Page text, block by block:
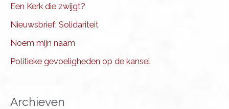
Een Kerk die zwijgt?
Nieuwsbrief: Solidariteit
Noem mijn naam
Politieke gevoeligheden op de kansel
Archieven